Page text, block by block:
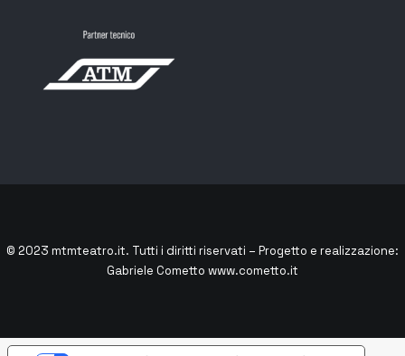
© 2023 mtmteatro.it. Tutti i diritti riservati – Progetto e realizzazione:
Gabriele Cometto www.cometto.it